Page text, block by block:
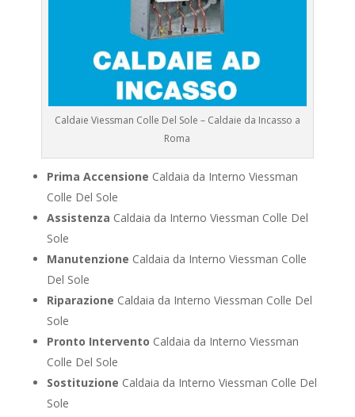
Caldaie Viessman Colle Del Sole – Caldaie da Incasso a
Roma
Prima Accensione Caldaia da Interno Viessman
Colle Del Sole
Assistenza Caldaia da Interno Viessman Colle Del
Sole
Manutenzione Caldaia da Interno Viessman Colle
Del Sole
Riparazione Caldaia da Interno Viessman Colle Del
Sole
Pronto Intervento Caldaia da Interno Viessman
Colle Del Sole
Sostituzione Caldaia da Interno Viessman Colle Del
Sole